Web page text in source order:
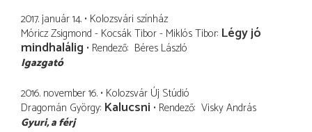
2017. január 14. Kolozsvári színház
Móricz Zsigmond - Kocsák Tibor - Miklós Tibor Légy jó
mindhalálig Rendező Béres László
Igazgató
2016. november 16. Kolozsvár Új Stúdió
Dragomán György Kalucsni Rendező Visky András
Gyuri a férj